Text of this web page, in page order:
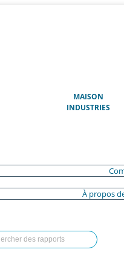
MAISON
INDUSTRIES
À propos